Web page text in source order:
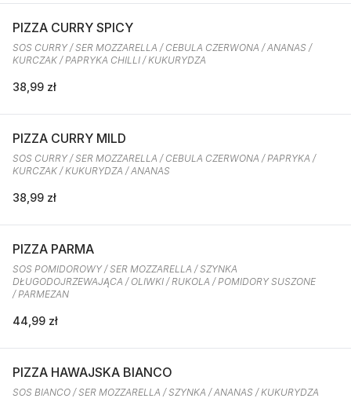
PIZZA CURRY SPICY
SOS CURRY / SER MOZZARELLA / CEBULA CZERWONA / ANANAS /
KURCZAK / PAPRYKA CHILLI / KUKURYDZA
38,99 zł
PIZZA CURRY MILD
SOS CURRY / SER MOZZARELLA / CEBULA CZERWONA / PAPRYKA /
KURCZAK / KUKURYDZA / ANANAS
38,99 zł
PIZZA PARMA
SOS POMIDOROWY / SER MOZZARELLA / SZYNKA
DŁUGODOJRZEWAJĄCA / OLIWKI / RUKOLA / POMIDORY SUSZONE
/ PARMEZAN
44,99 zł
PIZZA HAWAJSKA BIANCO
SOS BIANCO / SER MOZZARELLA / SZYNKA / ANANAS / KUKURYDZA